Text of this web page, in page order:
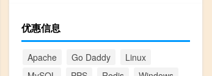
优惠信息
Apache Go Daddy
Linux